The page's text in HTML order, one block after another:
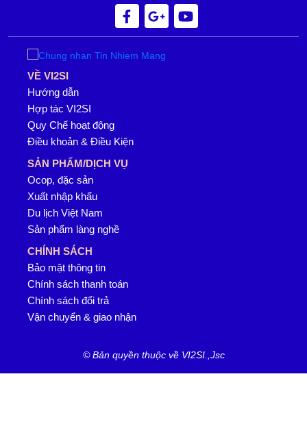
VỀ VI2SI
Hướng dẫn
Hợp tác VI2SI
Quy Chế hoạt động
Điều khoản & Điều Kiện
SẢN PHẨM/DỊCH VỤ
Ocop, đặc sản
Xuất nhập khẩu
Du lịch Việt Nam
Sản phẩm làng nghề
CHÍNH SÁCH
Bảo mật thông tin
Chính sách thanh toán
Chính sách đổi trả
Vận chuyển & giao nhận
© Bản quyền thuộc về VI2SI.,Jsc